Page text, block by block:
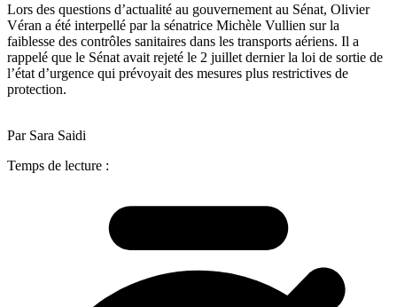
Lors des questions d’actualité au gouvernement au Sénat, Olivier
Véran a été interpellé par la sénatrice Michèle Vullien sur la
faiblesse des contrôles sanitaires dans les transports aériens. Il a
rappelé que le Sénat avait rejeté le 2 juillet dernier la loi de sortie de
l’état d’urgence qui prévoyait des mesures plus restrictives de
protection.
Par Sara Saidi
Temps de lecture :